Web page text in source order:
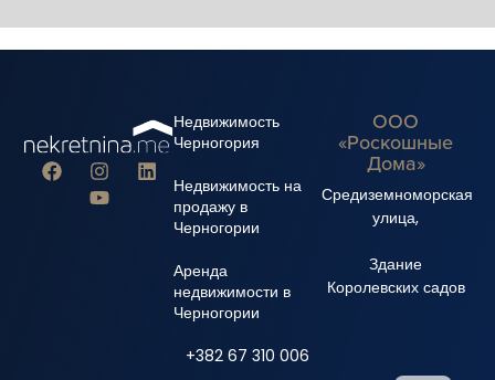
Недвижимость
Черногория
Недвижимость на
продажу в
Черногории
Аренда
недвижимости в
Черногории
+382 67 310 006
ООО
«Роскошные
Дома»
Средиземноморская
улица,
Здание
Королевских садов